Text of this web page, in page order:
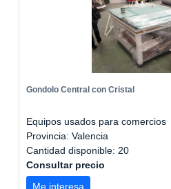
Gondolo Central con Cristal
Equipos usados para comercios
Provincia: Valencia
Cantidad disponible: 20
Consultar precio
Me interesa